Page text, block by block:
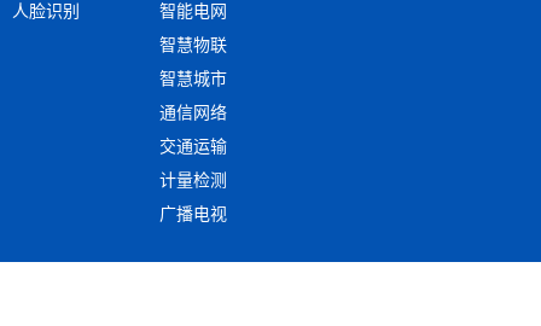
人脸识别
智能电网
智慧物联
智慧城市
通信网络
交通运输
计量检测
广播电视